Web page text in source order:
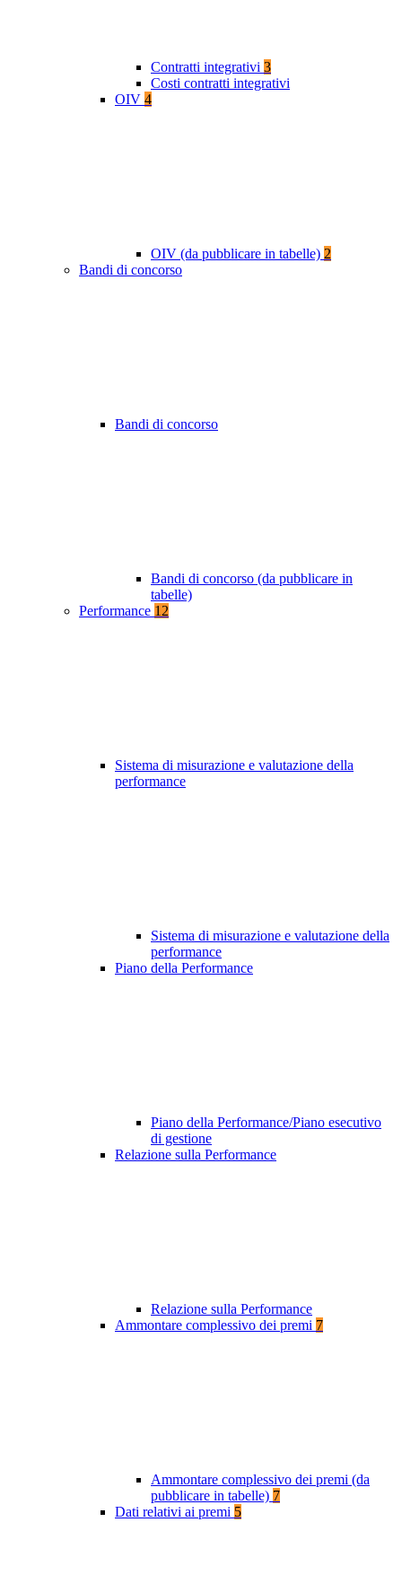
Contratti integrativi 3
Costi contratti integrativi
OIV 4
OIV (da pubblicare in tabelle) 2
Bandi di concorso
Bandi di concorso
Bandi di concorso (da pubblicare in
tabelle)
Performance 12
Sistema di misurazione e valutazione della
performance
Sistema di misurazione e valutazione della
performance
Piano della Performance
Piano della Performance/Piano esecutivo
di gestione
Relazione sulla Performance
Relazione sulla Performance
Ammontare complessivo dei premi 7
Ammontare complessivo dei premi (da
pubblicare in tabelle) 7
Dati relativi ai premi 5